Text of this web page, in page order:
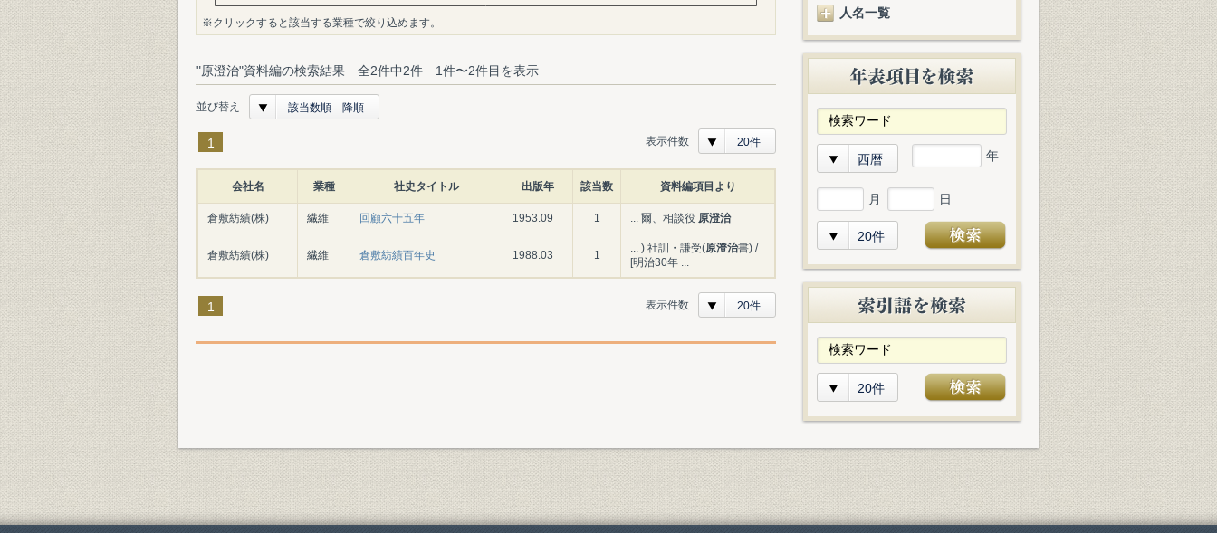
※クリックすると該当する業種で絞り込めます。
"原澄治"資料編の検索結果 全2件中2件 1件〜2件目を表示
並び替え 該当数順 降順
1 表示件数 20件
会社名 業種 社史タイトル 出版年 該当数 資料編項目より
倉敷紡績(株) 繊維 回顧六十五年 1953.09 1 ... 爾、相談役 原澄治
倉敷紡績(株) 繊維 倉敷紡績百年史 1988.03 1
... ) 社訓・謙受(原澄治書) /
[明治30年 ...
1 表示件数 20件
人名一覧
西暦 年
月 日
20件
20件